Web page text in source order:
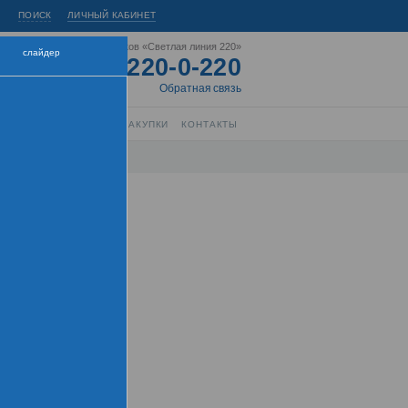
ЛИЧНЫЙ КАБИНЕТ
ПОИСК
Горячая линия энергетиков «Светлая линия 220»
8-800-220-0-220
Обратная связь
ЗАКУПКИ КОНТАКТЫ
слайдер